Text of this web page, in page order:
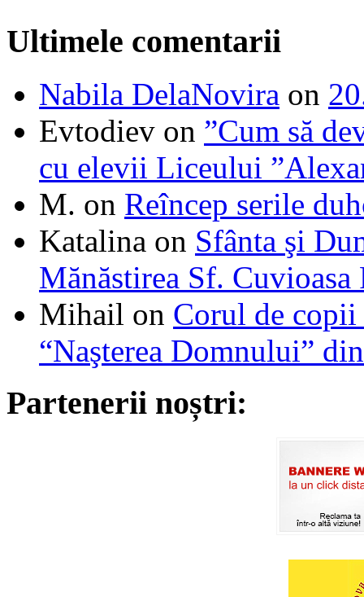
Ultimele comentarii
Nabila DelaNovira on
Evtodiev on ”Cum să
cu elevii Liceului
M. on Reîncep serile
Katalina on Sfânta şi
Mănăstirea Sf. Cuvioasa
Mihail on Corul de
“Naşterea Domnului”
Partenerii noștri: